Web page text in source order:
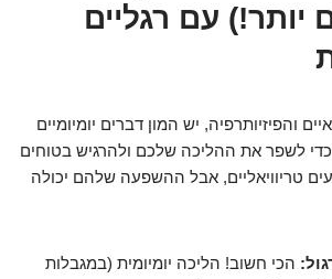
יותר!) עם רגליים
והפיזיותרפיה, יש המון דברים יומיומיים
לשפר את ההליכה שלכם ולהרגיש בטוחים
טריוויאליים, אבל ההשפעה שלהם יכולה
הכי חשוב! הליכה יומיומית (במגבלות